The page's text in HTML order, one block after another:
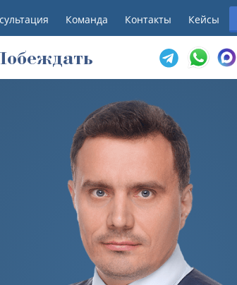
Команда Контакты Кейсы